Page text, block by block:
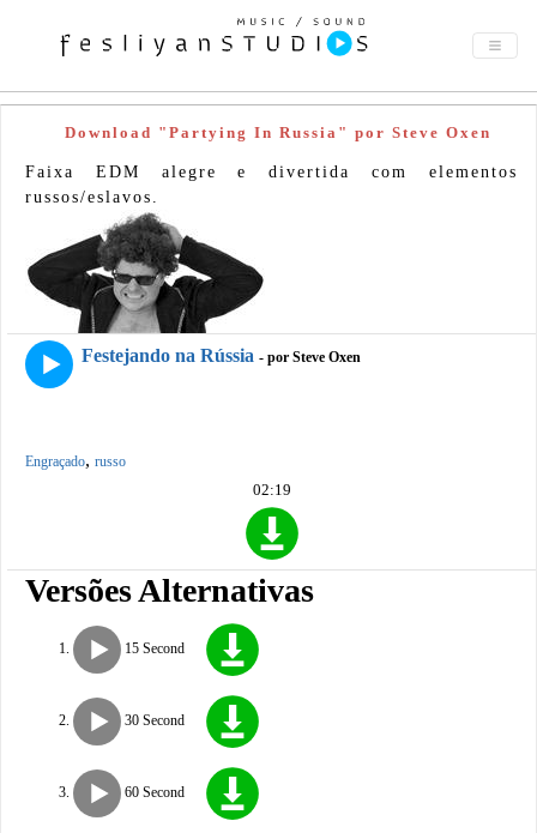
Download "Partying In Russia" por Steve Oxen
Faixa EDM alegre e divertida com elementos
russos/eslavos.
Festejando na Rússia - por Steve Oxen
Engraçado, russo
02:19
Versões Alternativas
15 Second
30 Second
60 Second